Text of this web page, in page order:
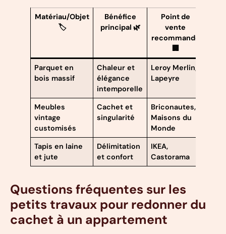
Matériau/Objet
🏷️
Bénéfice
principal 🌿
Point de
vente
recommandé
🏢
Parquet en
bois massif
Chaleur et
élégance
intemporelle
Leroy Merlin,
Lapeyre
Meubles
vintage
customisés
Cachet et
singularité
Briconautes,
Maisons du
Monde
Tapis en laine
et jute
Délimitation
et confort
IKEA,
Castorama
Questions fréquentes sur les
petits travaux pour redonner du
cachet à un appartement